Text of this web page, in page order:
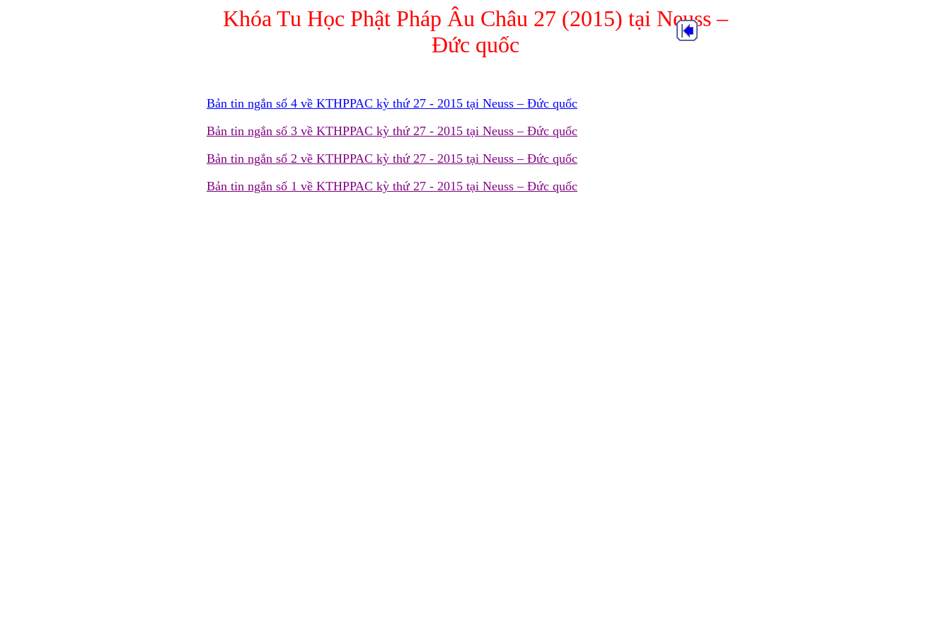
Khóa Tu Học Phật Pháp Âu Châu 27 (2015) tại Neuss –
Đức quốc
Bản tin ngắn số 4 về KTHPPAC kỳ thứ 27 - 2015 tại Neuss – Đức quốc
Bản tin ngắn số 3 về KTHPPAC kỳ thứ 27 - 2015 tại Neuss – Đức quốc
Bản tin ngắn số 2 về KTHPPAC kỳ thứ 27 - 2015 tại Neuss – Đức quốc
Bản tin ngắn số 1 về KTHPPAC kỳ thứ 27 - 2015 tại Neuss – Đức quốc